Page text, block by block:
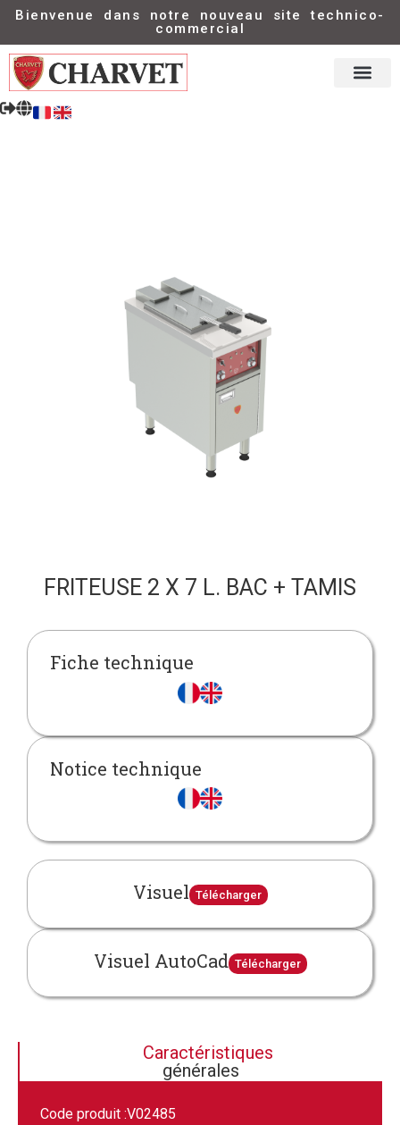
Bienvenue dans notre nouveau site technico-
commercial
FRITEUSE 2 X 7 L. BAC + TAMIS
Fiche technique
Notice technique
Visuel Télécharger
Visuel AutoCad Télécharger
Caractéristiques
générales
Code produit :V02485